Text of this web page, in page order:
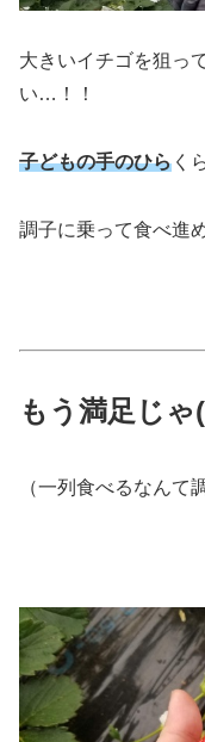
大きいイチゴを狙っ
い…！！
子どもの手のひら く
調子に乗って食べ進
もう満足じゃ
（一列食べるなんて